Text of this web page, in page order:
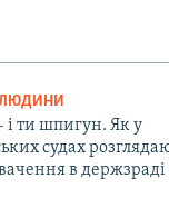
ЛЮДИНИ
і ти шпигун. Як у
судах
в держзраді